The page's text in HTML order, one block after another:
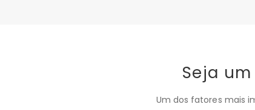
Seja
Um dos fatores mais